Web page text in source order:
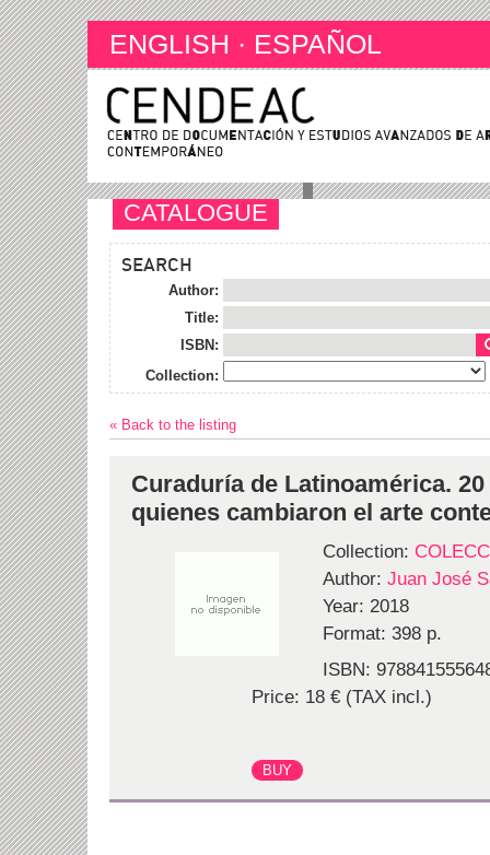
ENGLISH · ESPAÑOL
CATALOGUE
SEARCH
Author:
Title:
ISBN:
Collection:
« Back to the listing
Curaduría de Latinoamérica.
quienes cambiaron el arte
Collection:
Author: Juan José
Year: 2018
Format: 398 p.
ISBN:
Price: 18 € (TAX incl.)